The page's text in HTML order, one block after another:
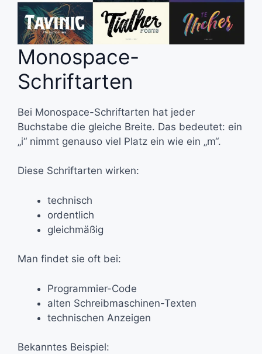
Monospace-
Schriftarten
Bei Monospace-Schriftarten hat jeder
Buchstabe die gleiche Breite. Das bedeutet: ein
„i“ nimmt genauso viel Platz ein wie ein „m“.
Diese Schriftarten wirken:
technisch
ordentlich
gleichmäßig
Man findet sie oft bei:
Programmier-Code
alten Schreibmaschinen-Texten
technischen Anzeigen
Bekanntes Beispiel: